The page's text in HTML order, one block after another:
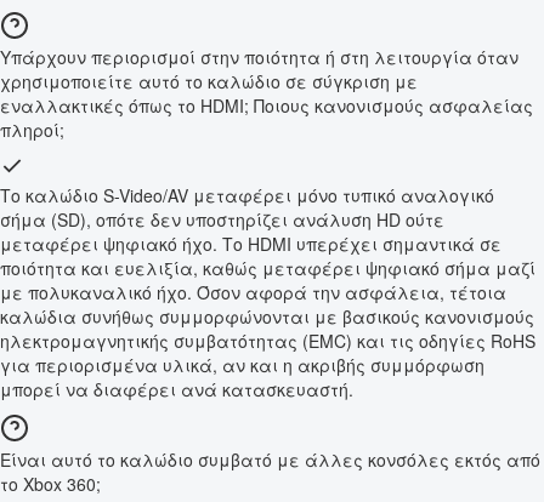
Υπάρχουν περιορισμοί στην ποιότητα ή στη λειτουργία όταν
χρησιμοποιείτε αυτό το καλώδιο σε σύγκριση με
εναλλακτικές όπως το HDMI; Ποιους κανονισμούς ασφαλείας
πληροί;
Το καλώδιο S-Video/AV μεταφέρει μόνο τυπικό αναλογικό
σήμα (SD), οπότε δεν υποστηρίζει ανάλυση HD ούτε
μεταφέρει ψηφιακό ήχο. Το HDMI υπερέχει σημαντικά σε
ποιότητα και ευελιξία, καθώς μεταφέρει ψηφιακό σήμα μαζί
με πολυκαναλικό ήχο. Όσον αφορά την ασφάλεια, τέτοια
καλώδια συνήθως συμμορφώνονται με βασικούς κανονισμούς
ηλεκτρομαγνητικής συμβατότητας (EMC) και τις οδηγίες RoHS
για περιορισμένα υλικά, αν και η ακριβής συμμόρφωση
μπορεί να διαφέρει ανά κατασκευαστή.
Είναι αυτό το καλώδιο συμβατό με άλλες κονσόλες εκτός από
το Xbox 360;